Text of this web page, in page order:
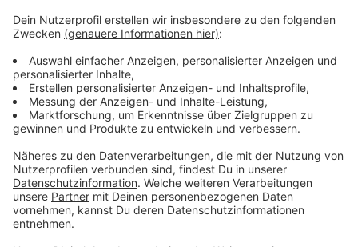
ANTENNE BAYERN Newsletter. Ob Nachrichten,
Lifestyle oder unsere neuesten Aktionen - wir
informieren dich.
Zum Newsletter anmelden
Du möchtest uns etwas sagen?